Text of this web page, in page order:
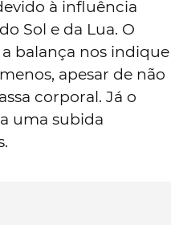
à influência
Sol e da Lua. O
balança nos indique
apesar de não
corporal. Já o
uma subida